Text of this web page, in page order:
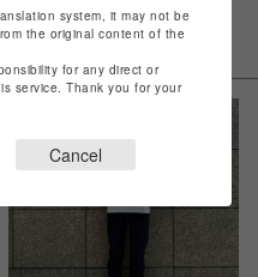
(BLACK)
￥3,500
system, it may not be
the original content of the
for any direct or
service. Thank you for your
Cancel